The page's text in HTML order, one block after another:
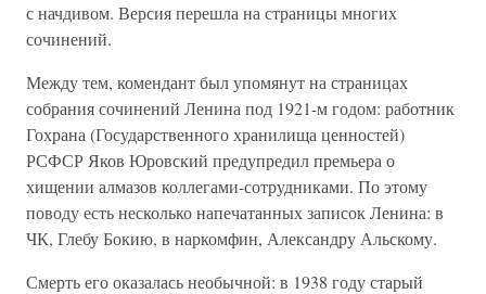
с начдивом. Версия перешла на страницы многих
сочинений.
Между тем, комендант был упомянут на страницах
собрания сочинений Ленина под 1921-м годом: работник
Гохрана (Государственного хранилища ценностей)
РСФСР Яков Юровский предупредил премьера о
хищении алмазов коллегами-сотрудниками. По этому
поводу есть несколько напечатанных записок Ленина: в
ЧК, Глебу Бокию, в наркомфин, Александру Альскому.
Смерть его оказалась необычной: в 1938 году старый